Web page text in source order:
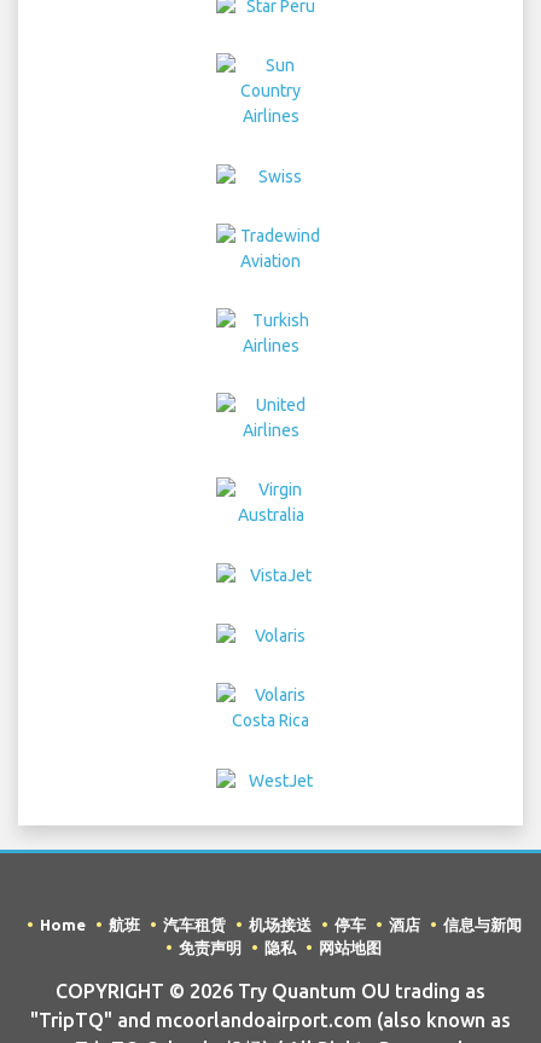
Home 航班 汽车租赁 机场接送 停车 酒店
信息与新闻
免责声明
隐私 网站地图
COPYRIGHT © 2026 Try Quantum OU trading as
"TripTQ" and mcoorlandoairport.com (also known as